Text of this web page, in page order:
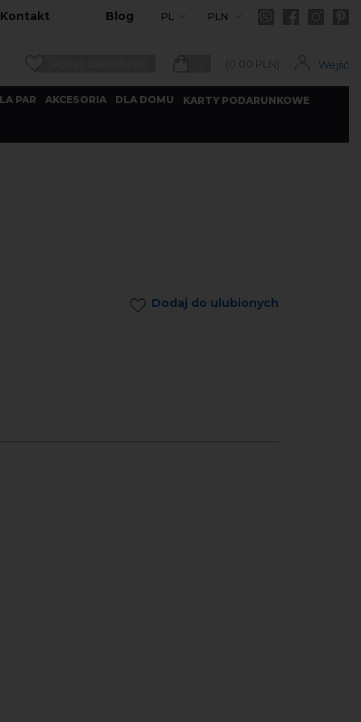
Kontakt Blog PL PLN
(0.00 PLN) Wejść
PAR AKCESORIA DLA DOMU KARTY PODARUNKOWE
Dodaj do ulubionych